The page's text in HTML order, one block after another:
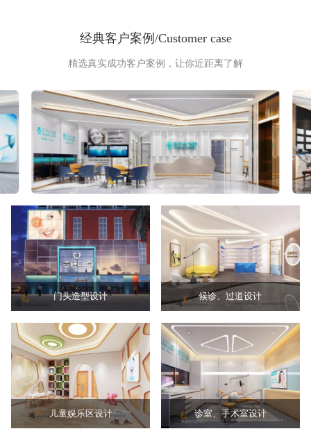
经典客户案例/Customer case
精选真实成功客户案例，让你近距离了解
门头造型设计 候诊、过道设计
儿童娱乐区设计 诊室、手术室设计